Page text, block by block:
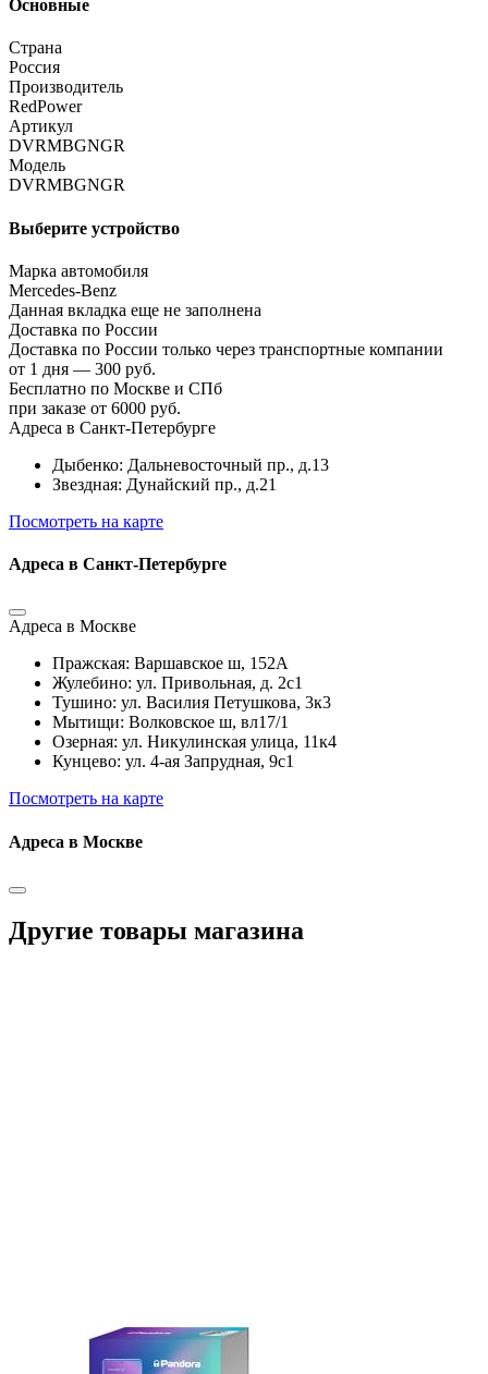
Основные
Страна
Россия
Производитель
RedPower
Артикул
DVRMBGNGR
Модель
DVRMBGNGR
Выберите устройство
Марка автомобиля
Mercedes-Benz
Данная вкладка еще не заполнена
Доставка по России
Доставка по России только через транспортные компании
от 1 дня — 300 руб.
Бесплатно по Москве и СПб
при заказе от 6000 руб.
Адреса в Санкт-Петербурге
Дыбенко: Дальневосточный пр., д.13
Звездная: Дунайский пр., д.21
Посмотреть на карте
Адреса в Санкт-Петербурге
Адреса в Москве
Пражская: Варшавское ш, 152А
Жулебино: ул. Привольная, д. 2с1
Тушино: ул. Василия Петушкова, 3к3
Мытищи: Волковское ш, вл17/1
Озерная: ул. Никулинская улица, 11к4
Кунцево: ул. 4-ая Запрудная, 9с1
Посмотреть на карте
Адреса в Москве
Другие товары магазина